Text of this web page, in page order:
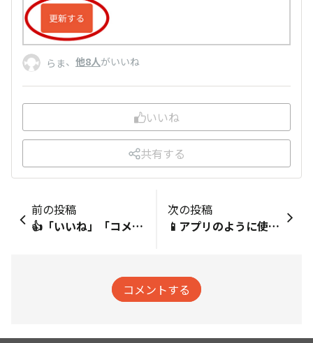
らま、 他8人がいいね
いいね
共有する
前の投稿
👍「いいね」「コメント」「返信」をする方法
次の投稿
📱アプリのように使う方法
コメントする